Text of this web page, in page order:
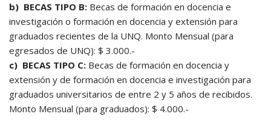
b) BECAS TIPO B: Becas de formación en docencia e
investigación o formación en docencia y extensión para
graduados recientes de la UNQ. Monto Mensual (para
egresados de UNQ): $ 3.000.-
c) BECAS TIPO C: Becas de formación en docencia y
extensión y de formación en docencia e investigación para
graduados universitarios de entre 2 y 5 años de recibidos.
Monto Mensual (para graduados): $ 4.000.-